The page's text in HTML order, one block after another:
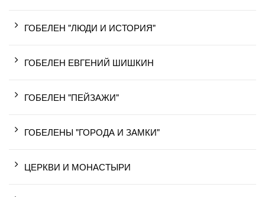
ГОБЕЛЕН "ЛЮДИ И ИСТОРИЯ"
ГОБЕЛЕН ЕВГЕНИЙ ШИШКИН
ГОБЕЛЕН "ПЕЙЗАЖИ"
ГОБЕЛЕНЫ "ГОРОДА И ЗАМКИ"
ЦЕРКВИ И МОНАСТЫРИ